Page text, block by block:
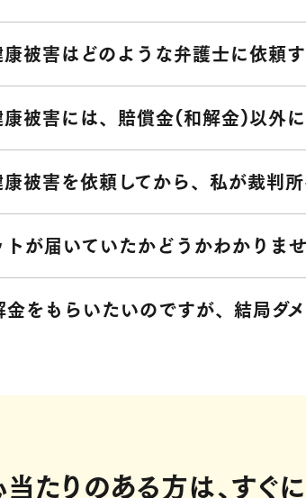
被害はどのような弁護士に依頼す
被害には、賠償金(和解金)以外
被害を依頼してから、私が裁判
トが届いていたかどうかわかりま
をもらいたいのですが、結局ダ
たりのある方は、 すぐ